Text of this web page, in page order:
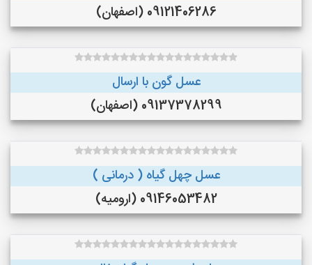
09121406286 (اصفهان)
عسل گون با ارسال
09137378299 (اصفهان)
عسل چهل گیاه ( درمانی )
09146053482 (ارومیه)